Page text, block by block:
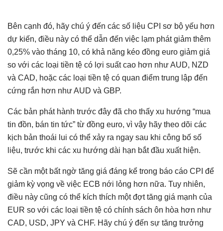
Bên cạnh đó, hãy chú ý đến các số liệu CPI sơ bộ yếu hơn
dự kiến, điều này có thể dẫn đến việc lạm phát giảm thêm
0,25% vào tháng 10, có khả năng kéo đồng euro giảm giá
so với các loại tiền tệ có lợi suất cao hơn như AUD, NZD
và CAD, hoặc các loại tiền tệ có quan điểm trung lập đến
cứng rắn hơn như AUD và GBP.
Các bản phát hành trước đây đã cho thấy xu hướng “mua
tin đồn, bán tin tức” từ đồng euro, vì vậy hãy theo dõi các
kịch bản thoái lui có thể xảy ra ngay sau khi công bố số
liệu, trước khi các xu hướng dài hạn bắt đầu xuất hiện.
Sẽ cần một bất ngờ tăng giá đáng kể trong báo cáo CPI để
giảm kỳ vọng về việc ECB nới lỏng hơn nữa. Tuy nhiên,
điều này cũng có thể kích thích một đợt tăng giá mạnh của
EUR so với các loại tiền tệ có chính sách ôn hòa hơn như
CAD, USD, JPY và CHF. Hãy chú ý đến sự tăng trưởng